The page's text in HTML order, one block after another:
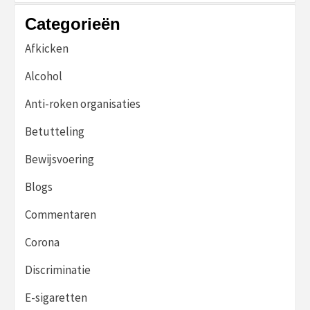
Categorieën
Afkicken
Alcohol
Anti-roken organisaties
Betutteling
Bewijsvoering
Blogs
Commentaren
Corona
Discriminatie
E-sigaretten